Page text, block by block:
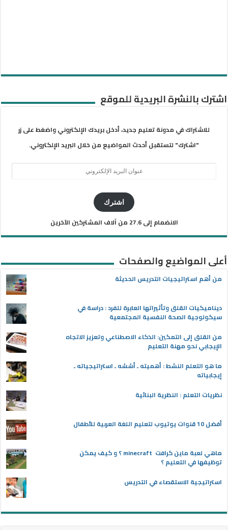
اشترك بالنشرة البريدية للموقع
للاشتراك في مدونة تعليم جديد، أدخل بريدك الإلكتروني واضغط على زر
"اشترك" لتستقبل أحدث المواضيع من خلال البريد الإلكتروني.
اشترك
الانضمام إلى 27.6 من آلاف المشتركين الآخرين
أعلى المواضيع والصفحات
من أهم استراتيجيات التدريس الحديثة
ديناميكيات القلق وتأثيراتها العابرة للفرد : دراسة في
سيكولوجية الصحة النفسية المجتمعية
من القلق إلى التمكين: الذكاء الاصطناعي وتعزيز الاتجاه
الإيجابي نحو مهنة التعليم
ما هو التعلم النشط : أهميته ـ أسُسُه ـ استراتيجياته ـ
إيجابياته
نظريات التعلم : النظرية البنائية
أفضل 10 قنوات يوتيوب لتعليم اللغة العربية للأطفال
ماهي لعبة ماين كرافت minecraft ؟ و كيف يمكن
توظيفها في التعليم ؟
استراتيجية الاستقصاء في التدريس